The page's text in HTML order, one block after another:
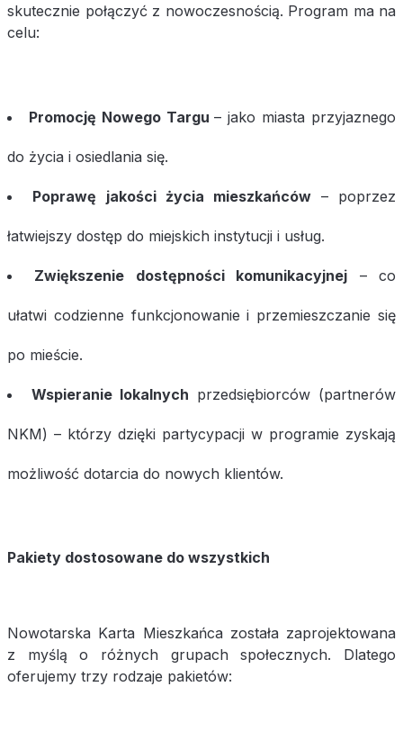
skutecznie połączyć z nowoczesnością. Program ma na
celu:
Promocję Nowego Targu– jako miasta przyjaznego
do życia i osiedlania się.
Poprawę jakości życia mieszkańców – poprzez
łatwiejszy dostęp do miejskich instytucji i usług.
Zwiększenie dostępności komunikacyjnej – co
ułatwi codzienne funkcjonowanie i przemieszczanie się
po mieście.
Wspieranie lokalnych przedsiębiorców (partnerów
NKM) – którzy dzięki partycypacji w programie zyskają
możliwość dotarcia do nowych klientów.
Pakiety dostosowane do wszystkich
Nowotarska Karta Mieszkańca została zaprojektowana
z myślą o różnych grupach społecznych. Dlatego
oferujemy trzy rodzaje pakietów: